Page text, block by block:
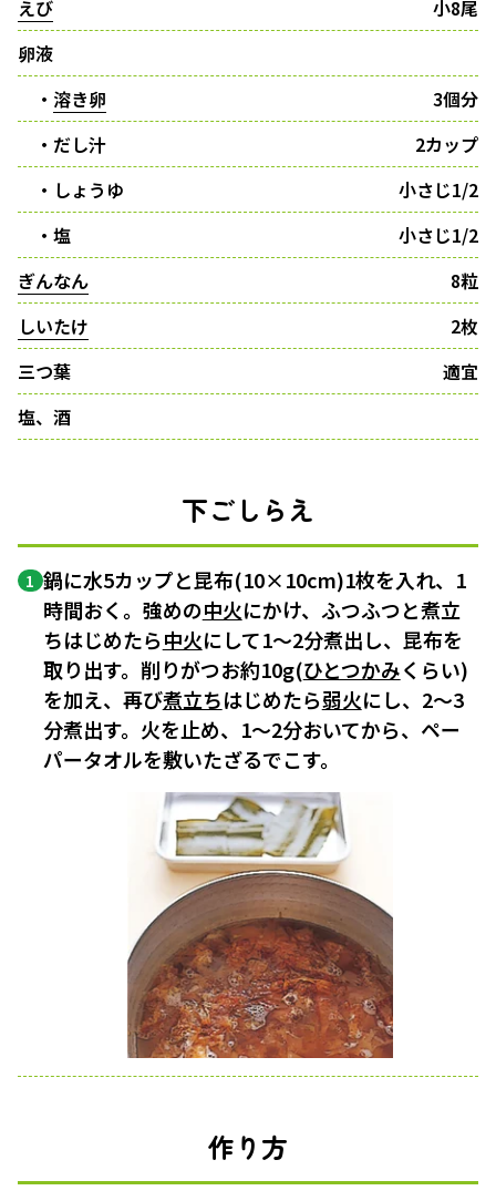
えび
小8尾
卵液
・ 溶き卵
3個分
・だし汁
2カップ
・しょうゆ
小さじ1/2
・塩
小さじ1/2
ぎんなん
8粒
しいたけ
2枚
三つ葉
適宜
塩、酒
下ごしらえ
1 鍋に水5カップと昆布(10×10cm)1枚を入れ、1
時間おく。強めの中火にかけ、ふつふつと煮立
ちはじめたら中火にして1〜2分煮出し、昆布を
取り出す。削りがつお約10g(ひとつかみくらい)
を加え、再び煮立ちはじめたら弱火にし、2〜3
分煮出す。火を止め、1〜2分おいてから、ペー
パータオルを敷いたざるでこす。
作り方